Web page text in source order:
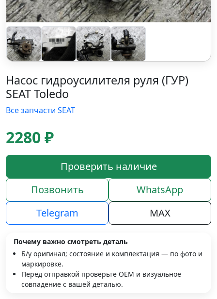
Насос гидроусилителя руля (ГУР)
SEAT Toledo
Все запчасти SEAT
2280 ₽
Проверить наличие
Позвонить
WhatsApp
Telegram
MAX
Почему важно смотреть деталь
Б/у оригинал; состояние и комплектация — по фото и
маркировке.
Перед отправкой проверьте OEM и визуальное
совпадение с вашей деталью.